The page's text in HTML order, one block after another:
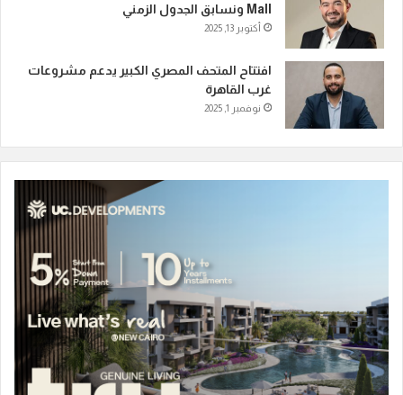
Mall ونسابق الجدول الزمني
أكتوبر 13, 2025
افتتاح المتحف المصري الكبير يدعم مشروعات
غرب القاهرة
نوفمبر 1, 2025